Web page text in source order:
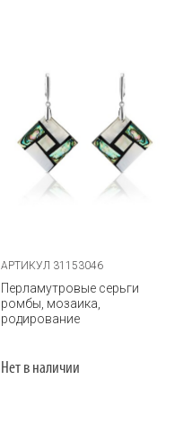
АРТИКУЛ 31153046
Перламутровые серьги
ромбы, мозаика,
родирование
Нет в наличии